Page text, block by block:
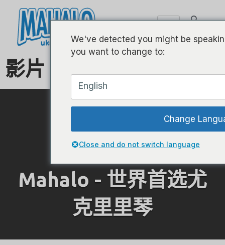
影片
Mahalo - 世界首选尤
克里里琴
We've detected you might be
you want to change to:
English
Change
Close and do not switch language